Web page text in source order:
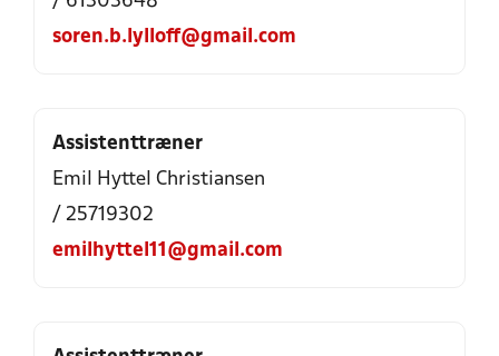
soren.b.lylloff@gmail.com
Assistenttræner
Emil Hyttel Christiansen
/ 25719302
emilhyttel11@gmail.com